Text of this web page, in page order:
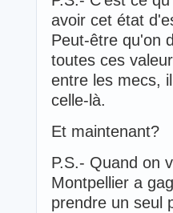
avoir cet état
Peut-être qu'on
toutes ces
entre les mecs,
celle-là.
Et maintenant?
P.S.- Quand on
Montpellier a
prendre un seul